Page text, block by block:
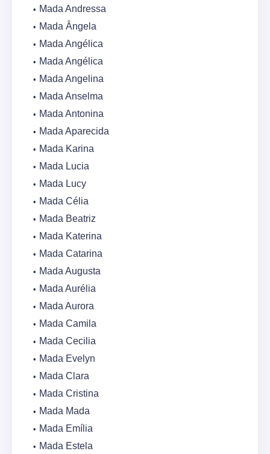
Mada Andressa
Mada Ângela
Mada Angélica
Mada Angélica
Mada Angelina
Mada Anselma
Mada Antonina
Mada Aparecida
Mada Karina
Mada Lucia
Mada Lucy
Mada Célia
Mada Beatriz
Mada Katerina
Mada Catarina
Mada Augusta
Mada Aurélia
Mada Aurora
Mada Camila
Mada Cecilia
Mada Evelyn
Mada Clara
Mada Cristina
Mada Mada
Mada Emília
Mada Estela